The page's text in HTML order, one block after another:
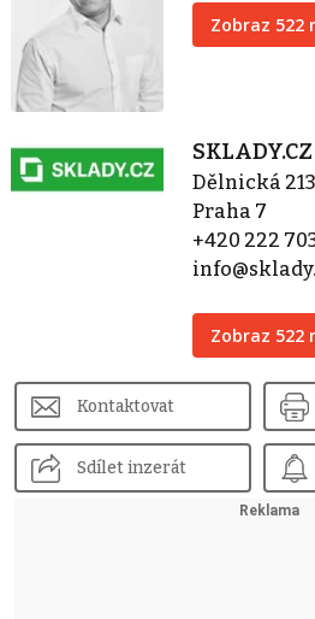
Zobraz 522
Dělnická
Praha 7
+420 222
Zobraz 522
Kontaktovat
Sdílet inzerát